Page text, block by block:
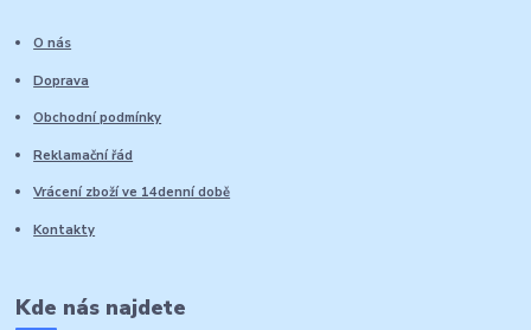
O nás
Doprava
Obchodní podmínky
Reklamační řád
Vrácení zboží ve 14denní době
Kontakty
Kde nás najdete